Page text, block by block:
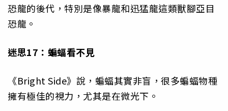
恐龍的後代，特別是像暴龍和迅猛龍這類獸腳亞目
恐龍。
迷思17：蝙蝠看不見
《Bright Side》說，蝙蝠其實非盲，很多蝙蝠物種
擁有極佳的視力，尤其是在微光下。